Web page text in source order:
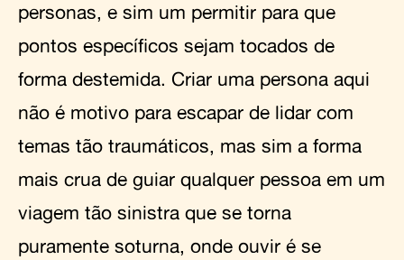
personas, e sim um permitir para que
pontos específicos sejam tocados de
forma destemida. Criar uma persona aqui
não é motivo para escapar de lidar com
temas tão traumáticos, mas sim a forma
mais crua de guiar qualquer pessoa em um
viagem tão sinistra que se torna
puramente soturna, onde ouvir é se